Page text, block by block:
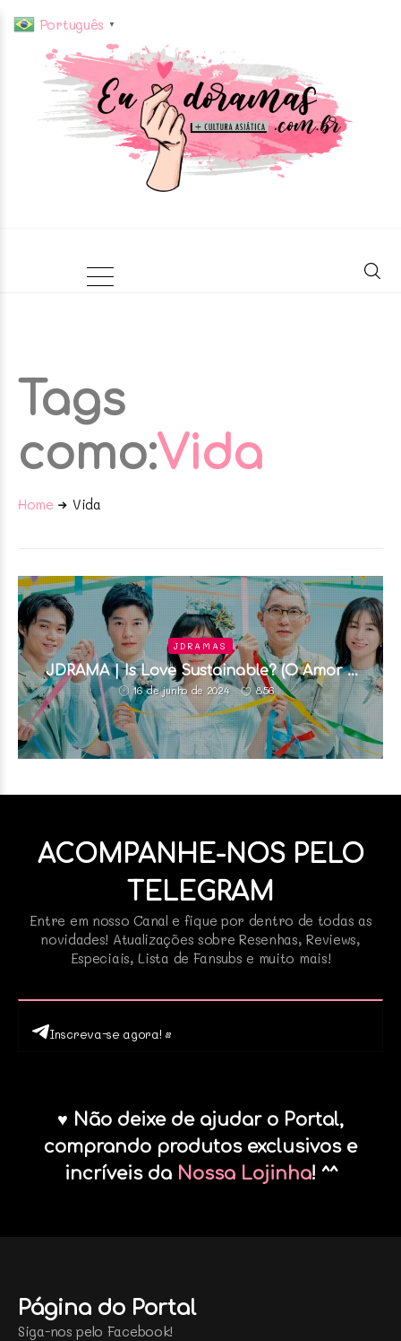
Tags
como:Vida
Home Vida
JDRAMAS
JDRAMA | Is Love Sustainable? (O Amor é
Sustentável?)
16 de junho de 2024 856
ACOMPANHE-NOS PELO
TELEGRAM
Entre em nosso Canal e fique por dentro de todas as
novidades! Atualizações sobre Resenhas, Reviews,
Especiais, Lista de Fansubs e muito mais!
Inscreva-se agora! •
♥ Não deixe de ajudar o Portal,
comprando produtos exclusivos e
incríveis da Nossa Lojinha! ^^
Página do Portal
Siga-nos pelo Facebook!
Português ▼